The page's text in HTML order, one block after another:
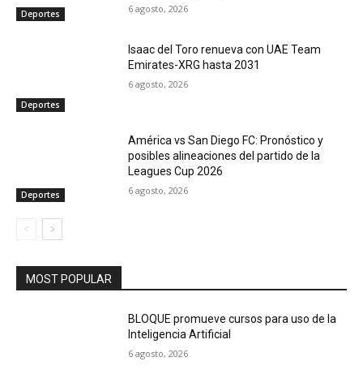
Deportes 6 agosto, 2026
Deportes
Isaac del Toro renueva con UAE Team
Emirates-XRG hasta 2031
6 agosto, 2026
Deportes
América vs San Diego FC: Pronóstico y
posibles alineaciones del partido de la
Leagues Cup 2026
6 agosto, 2026
MOST POPULAR
BLOQUE promueve cursos para uso de la
Inteligencia Artificial
6 agosto, 2026